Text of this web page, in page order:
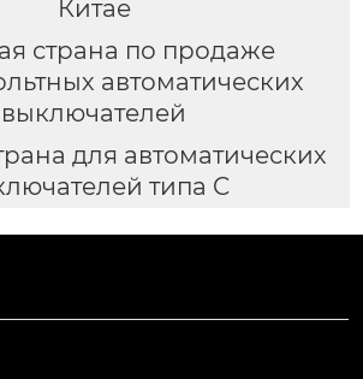
Китае
страна по продаже
автоматических
выключателей
для автоматических
типа C